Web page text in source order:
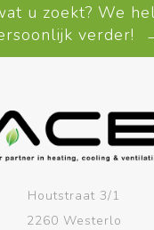
u zoekt? We
verder!
Houtstraat 3/1
2260 Westerlo